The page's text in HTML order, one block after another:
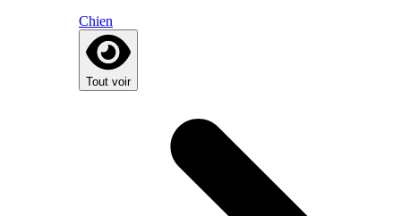
Chien
Tout voir